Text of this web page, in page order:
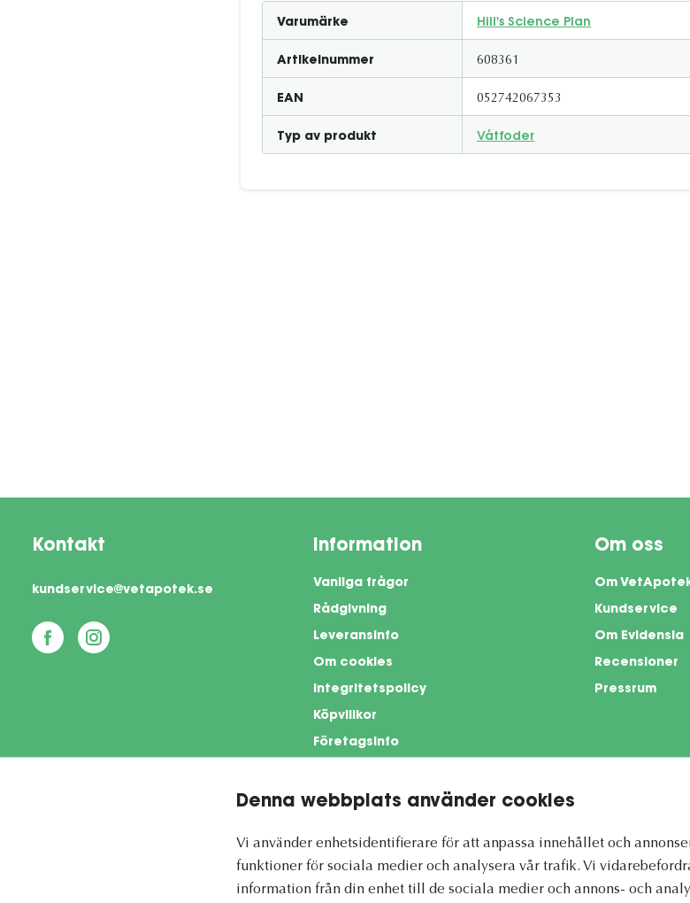
Denna webbplats använder cookies
Vi använder enhetsidentifierare för att anpassa innehållet och
funktioner för sociala medier och analysera vår trafik. Vi
information från din enhet till de sociala medier och annons- och
Varumärke Hill's Science Plan
Artikelnummer 608361
EAN 052742067353
Typ av produkt Våtfoder
Kontakt
kundservice@vetapotek.se
Information
Vanliga frågor
Rådgivning
Leveransinfo
Om cookies
Integritetspolicy
Köpvillkor
Företagsinfo
Om oss
Om
Kundservice
Om Evidensia
Recensioner
Pressrum
This site is protected by reCAPTCHA and the Google